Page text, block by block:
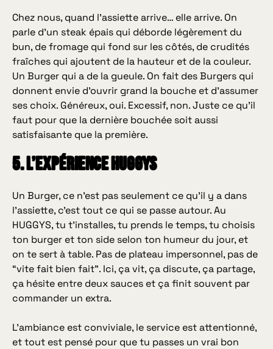
Chez nous, quand l'assiette arrive… elle arrive. On
parle d'un steak épais qui déborde légèrement du
bun, de fromage qui fond sur les côtés, de crudités
fraîches qui ajoutent de la hauteur et de la couleur.
Un Burger qui a de la gueule. On fait des Burgers qui
donnent envie d'ouvrir grand la bouche et d'assumer
ses choix. Généreux, oui. Excessif, non. Juste ce qu'il
faut pour que la dernière bouchée soit aussi
satisfaisante que la première.
5. L’expérience HUGGYS
Un Burger, ce n’est pas seulement ce qu’il y a dans
l’assiette, c’est tout ce qui se passe autour. Au
HUGGYS, tu t’installes, tu prends le temps, tu choisis
ton burger et ton side selon ton humeur du jour, et
on te sert à table. Pas de plateau impersonnel, pas de
“vite fait bien fait”. Ici, ça vit, ça discute, ça partage,
ça hésite entre deux sauces et ça finit souvent par
commander un extra.
L’ambiance est conviviale, le service est attentionné,
et tout est pensé pour que tu passes un vrai bon